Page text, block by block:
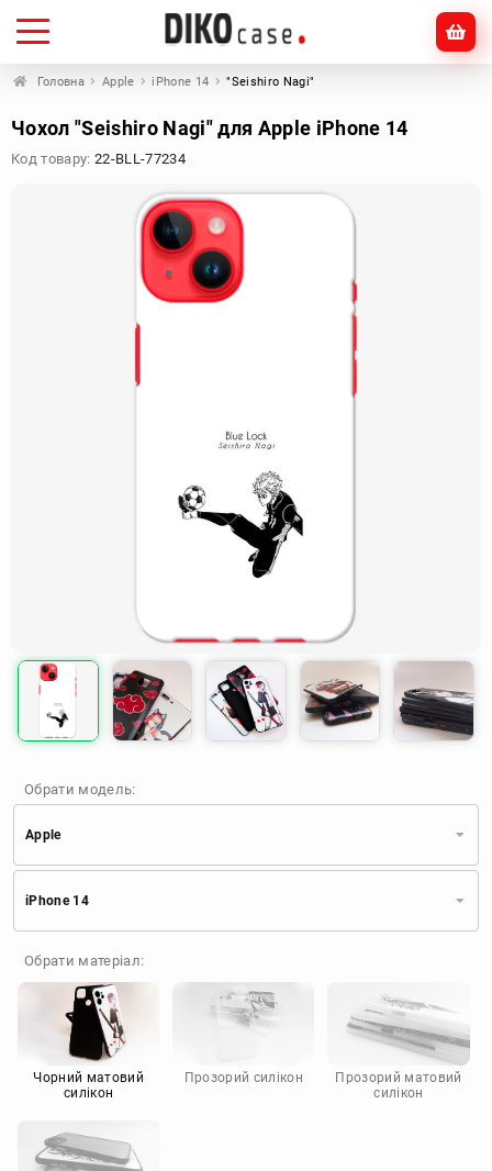
Головна Apple iPhone 14 "Seishiro Nagi"
Чохол "Seishiro Nagi" для Apple iPhone 14
Код товару: 22-BLL-77234
Обрати модель:
Apple
Apple
Huawei
TECNO
Google
Doogee
Infinix
Sony
Motorola
iPhone 14
Обрати матеріал:
Чорний матовий
силікон
Прозорий силікон
Прозорий матовий
силікон